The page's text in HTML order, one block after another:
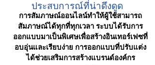
การสัมภาษณ์ออนไลน์ทำให้ผู้ใช้สามารถ
สัมภาษณ์ได้ทุกที่ทุกเวลา ระบบได้รับการ
ออกแบบมาเป็นพิเศษเพื่อสร้างอินเทอร์เฟซที่
อบอุ่นและเรียบง่าย การออกแบบที่ปรับแต่ง
ได้ช่วยเสริมการสร้างแบรนด์องค์กร
ประสบการณ์ที่น่าดึงดูด